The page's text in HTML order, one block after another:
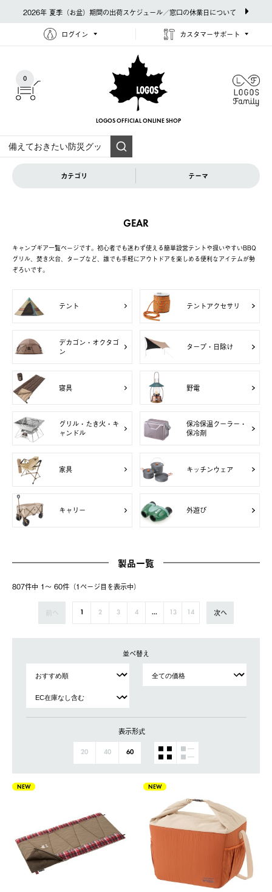
2026年 夏季（お盆）期間の出荷スケジュール／窓口の休業日について
ログイン カスタマーサポート
0
LOGOS OFFICIAL ONLINE SHOP
カテゴリ テーマ
GEAR
キャンプギア一覧ページです。初心者でも迷わず使える簡単設営テントや扱いやすいBBQ
グリル、焚き火台、タープなど、誰でも手軽にアウトドアを楽しめる便利なアイテムが勢
ぞろいです。
テント テントアクセサリ
デカゴン・オクタゴ
ン
タープ・日除け
寝具 野電
グリル・たき火・キ
ャンドル
保冷保温クーラー・
保冷剤
家具 キッチンウェア
キャリー 外遊び
製品一覧
807件中 1〜 60件（1ページ⽬を表⽰中）
前へ 1 2 3 4 ... 13 14 次へ
並べ替え
表示形式
20 40 60
NEW NEW